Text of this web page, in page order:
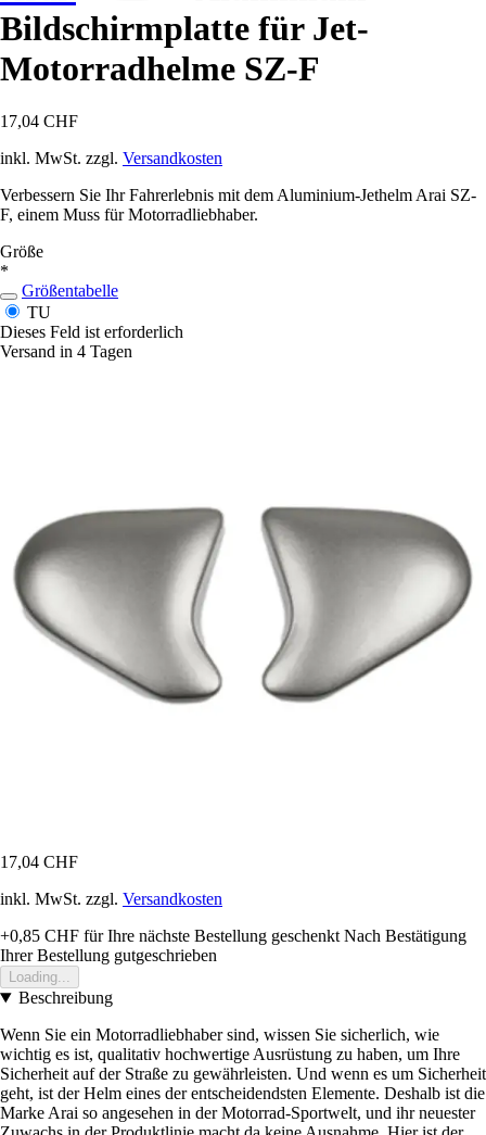
Bildschirmplatte für Jet-
Motorradhelme SZ-F
17,04 CHF
inkl. MwSt. zzgl. Versandkosten
Verbessern Sie Ihr Fahrerlebnis mit dem Aluminium-Jethelm Arai SZ-
F, einem Muss für Motorradliebhaber.
Größe
*
Größentabelle
TU
Dieses Feld ist erforderlich
Versand in 4 Tagen
17,04 CHF
inkl. MwSt. zzgl. Versandkosten
+0,85 CHF für Ihre nächste Bestellung geschenkt Nach Bestätigung
Ihrer Bestellung gutgeschrieben
Loading...
Beschreibung
Wenn Sie ein Motorradliebhaber sind, wissen Sie sicherlich, wie
wichtig es ist, qualitativ hochwertige Ausrüstung zu haben, um Ihre
Sicherheit auf der Straße zu gewährleisten. Und wenn es um Sicherheit
geht, ist der Helm eines der entscheidendsten Elemente. Deshalb ist die
Marke Arai so angesehen in der Motorrad-Sportwelt, und ihr neuester